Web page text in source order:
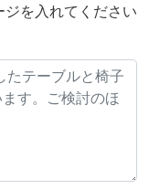
を入れてください